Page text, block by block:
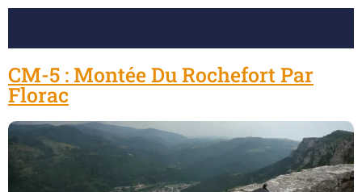
CM-5 : Montée Du Rochefort Par
Florac